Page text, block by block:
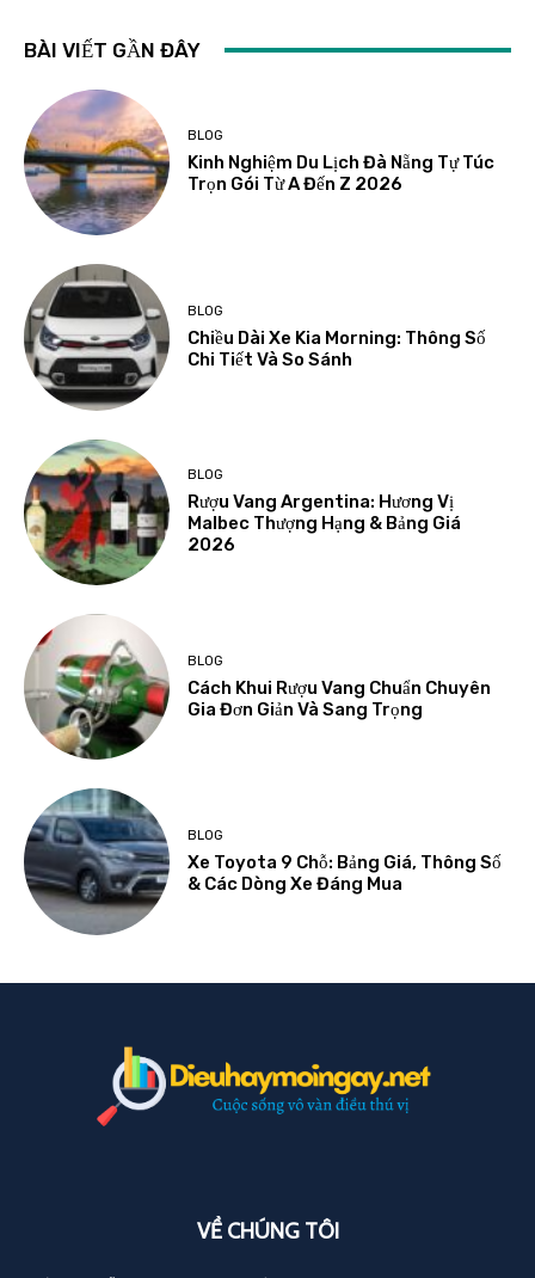
BÀI VIẾT GẦN ĐÂY
BLOG
Kinh Nghiệm Du Lịch Đà Nẵng Tự Túc
Trọn Gói Từ A Đến Z 2026
BLOG
Chiều Dài Xe Kia Morning: Thông Số
Chi Tiết Và So Sánh
BLOG
Rượu Vang Argentina: Hương Vị
Malbec Thượng Hạng & Bảng Giá
2026
BLOG
Cách Khui Rượu Vang Chuẩn Chuyên
Gia Đơn Giản Và Sang Trọng
BLOG
Xe Toyota 9 Chỗ: Bảng Giá, Thông Số
& Các Dòng Xe Đáng Mua
VỀ CHÚNG TÔI